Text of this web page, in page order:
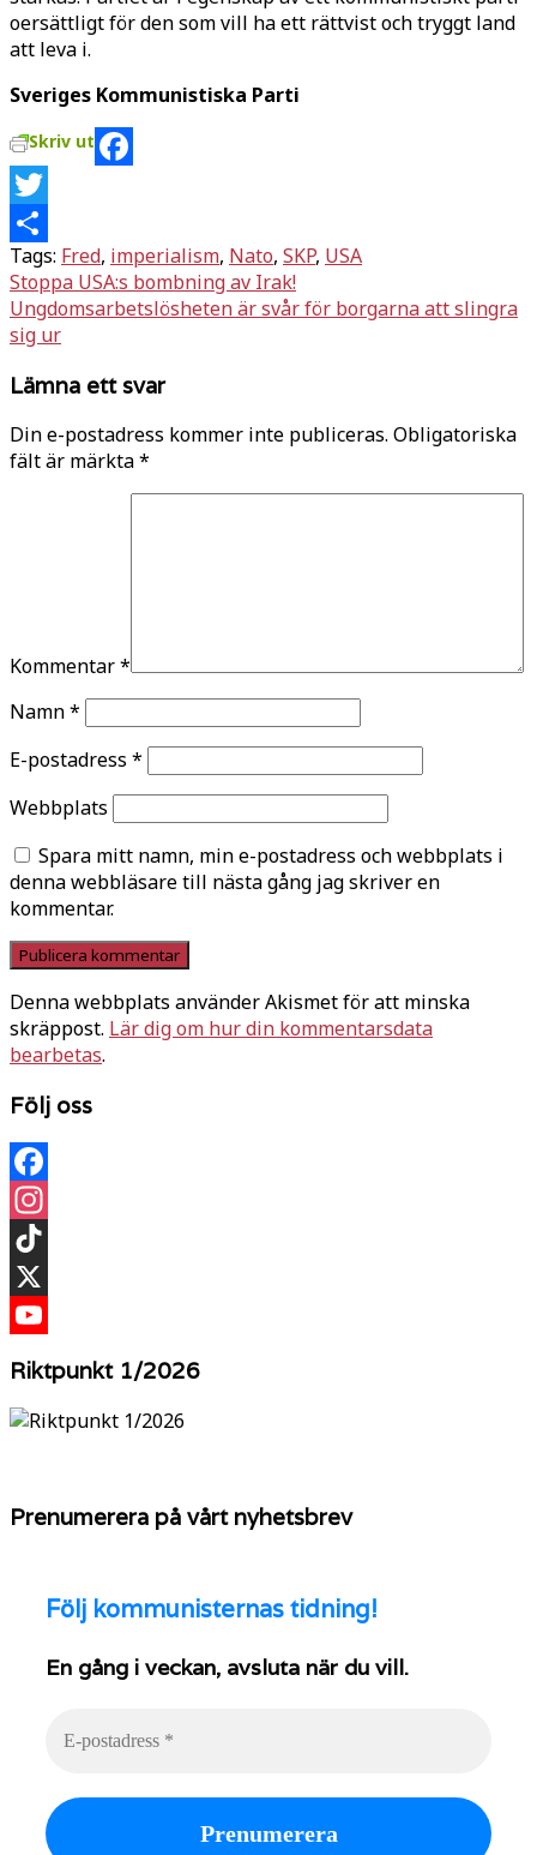
oersättligt för den som vill ha ett rättvist och tryggt land
att leva i.
Sveriges Kommunistiska Parti
Skriv ut
Facebook
Twitter
Dela
Tags: Fred, imperialism, Nato, SKP, USA
Inläggsnavigering
Stoppa USA:s bombning av Irak!
Ungdomsarbetslösheten är svår för borgarna att slingra
sig ur
Lämna ett svar
Din e-postadress kommer inte publiceras. Obligatoriska
fält är märkta*
Kommentar*
Namn*
E-postadress *
Webbplats
Spara mitt namn, min e-postadress och webbplats i
denna webbläsare till nästa gång jag skriver en
kommentar.
Denna webbplats använder Akismet för att minska
skräppost. Lär dig om hur din kommentarsdata
bearbetas.
Följ oss
Facebook
Instagram
TikTok
X
Riktpunkt 1/2026
Prenumerera på vårt nyhetsbrev
Följ kommunisternas tidning!
En gång i veckan, avsluta när du vill.